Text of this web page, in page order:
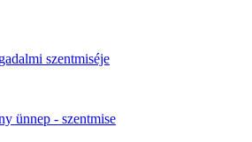
szentmiséje
ünnep - szentmise